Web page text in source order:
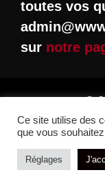
toutes vos
sur notre
©
Ce site utilise des
que vous
Réglages